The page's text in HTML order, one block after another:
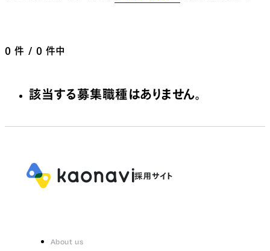
0 件 / 0 件中
該当する募集職種はありません。
About us